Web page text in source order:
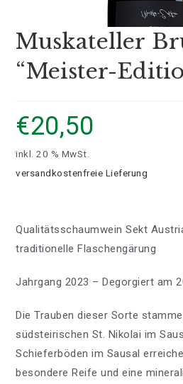
Muskateller
“Meister-
€20,50
inkl. 20 % MwSt.
versandkostenfreie Lieferung
Qualitätsschaumwein Sekt
traditionelle Flaschengärung
Jahrgang 2023 – Degorgiert am
Die Trauben dieser Sorte
südsteirischen St. Nikolai im
Schieferböden im Sausal
besondere Reife und eine